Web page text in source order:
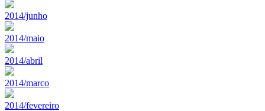
2014/junho
2014/maio
2014/abril
2014/marco
2014/fevereiro